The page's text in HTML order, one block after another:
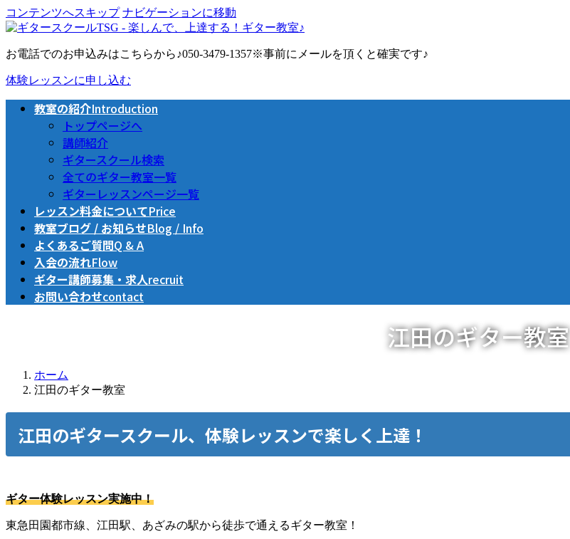
コンテンツへスキップ ナビゲーションに移動
お電話でのお申込みはこちらから♪050-3479-1357※事前にメールを頂くと確実です♪
体験レッスンに申し込む
教室の紹介Introduction
トップページへ
講師紹介
ギタースクール検索
全てのギター教室一覧
ギターレッスンページ一覧
レッスン料金についてPrice
教室ブログ / お知らせBlog / Info
よくあるご質問Q & A
入会の流れFlow
ギター講師募集・求人recruit
お問い合わせcontact
江田のギター教室
ホーム
江田のギター教室
江田のギタースクール、体験レッスンで楽しく上達！
ギター体験レッスン実施中！
東急田園都市線、江田駅、あざみの駅から徒歩で通えるギター教室！